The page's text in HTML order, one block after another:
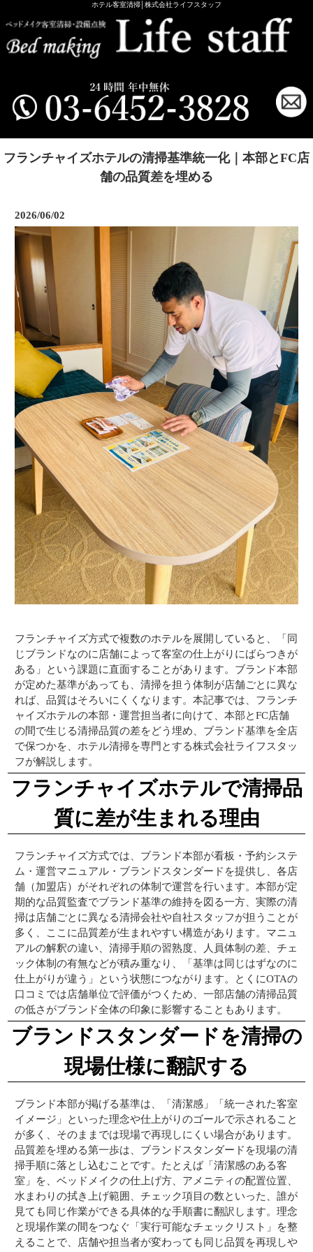
ホテル客室清掃│株式会社ライフスタッフ
フランチャイズホテルの清掃基準統一化｜本部とFC店
舗の品質差を埋める
2026/06/02
フランチャイズ方式で複数のホテルを展開していると、「同
じブランドなのに店舗によって客室の仕上がりにばらつきが
ある」という課題に直面することがあります。ブランド本部
が定めた基準があっても、清掃を担う体制が店舗ごとに異な
れば、品質はそろいにくくなります。本記事では、フランチ
ャイズホテルの本部・運営担当者に向けて、本部とFC店舗
の間で生じる清掃品質の差をどう埋め、ブランド基準を全店
で保つかを、ホテル清掃を専門とする株式会社ライフスタッ
フが解説します。
フランチャイズホテルで清掃品
質に差が生まれる理由
フランチャイズ方式では、ブランド本部が看板・予約システ
ム・運営マニュアル・ブランドスタンダードを提供し、各店
舗（加盟店）がそれぞれの体制で運営を行います。本部が定
期的な品質監査でブランド基準の維持を図る一方、実際の清
掃は店舗ごとに異なる清掃会社や自社スタッフが担うことが
多く、ここに品質差が生まれやすい構造があります。マニュ
アルの解釈の違い、清掃手順の習熟度、人員体制の差、チェ
ック体制の有無などが積み重なり、「基準は同じはずなのに
仕上がりが違う」という状態につながります。とくにOTAの
口コミでは店舗単位で評価がつくため、一部店舗の清掃品質
の低さがブランド全体の印象に影響することもあります。
ブランドスタンダードを清掃の
現場仕様に翻訳する
ブランド本部が掲げる基準は、「清潔感」「統一された客室
イメージ」といった理念や仕上がりのゴールで示されること
が多く、そのままでは現場で再現しにくい場合があります。
品質差を埋める第一歩は、ブランドスタンダードを現場の清
掃手順に落とし込むことです。たとえば「清潔感のある客
室」を、ベッドメイクの仕上げ方、アメニティの配置位置、
水まわりの拭き上げ範囲、チェック項目の数といった、誰が
見ても同じ作業ができる具体的な手順書に翻訳します。理念
と現場作業の間をつなぐ「実行可能なチェックリスト」を整
えることで、店舗や担当者が変わっても同じ品質を再現しや